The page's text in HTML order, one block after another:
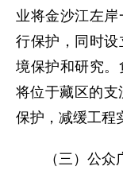
业将金沙江左
行保护，同时
境保护和研究
将位于藏区的
保护，减缓工程
（三）公众